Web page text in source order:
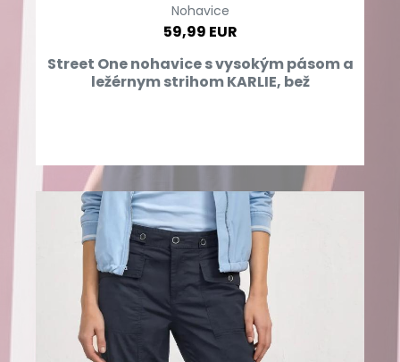
Nohavice
59,99 EUR
Street One nohavice s vysokým pásom a
ležérnym strihom KARLIE, bež